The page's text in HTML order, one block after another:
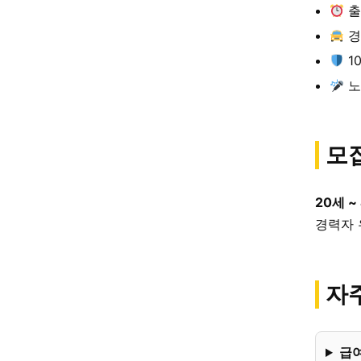
모
20세 ~
경력자
자
급